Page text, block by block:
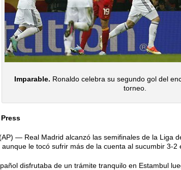
Imparable. Ronaldo celebra su segundo gol del
torneo.
— Real Madrid alcanzó las semifinales de la Liga
le tocó sufrir más de la cuenta al sucumbir 3-2
disfrutaba de un trámite tranquilo en Estambul